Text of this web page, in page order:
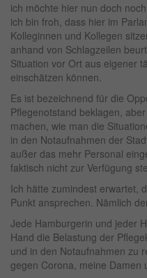
ich möchte hier nun doch
ich bin froh, dass hier im
Kolleginnen und Kollegen
anhand von Schlagzeilen
Situation vor Ort aus eigener
einschätzen können.
Es ist bezeichnend für die
Pflegenotstand beklagen,
machen, wie man die
in den Notaufnahmen der
außer das mehr Personal
faktisch nicht zur Verfügung
Ich hätte zumindest erwartet,
Punkt ansprechen. Nämlich
Jede Hamburgerin und jeder
Hand die Belastung der
und in den Notaufnahmen zu
gegen Corona, meine Damen